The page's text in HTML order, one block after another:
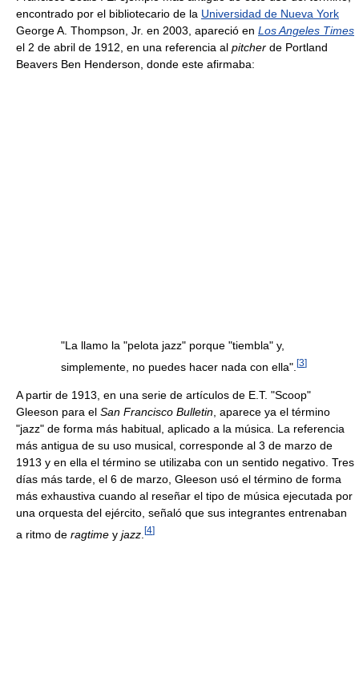
encontrado por el bibliotecario de la Universidad de Nueva York
George A. Thompson, Jr. en 2003, apareció en Los Angeles Times
el 2 de abril de 1912, en una referencia al pitcher de Portland
Beavers Ben Henderson, donde este afirmaba:
"La llamo la "pelota jazz" porque "tiembla" y,
simplemente, no puedes hacer nada con ella". [3]
A partir de 1913, en una serie de artículos de E.T. "Scoop"
Gleeson para el San Francisco Bulletin , aparece ya el término
"jazz" de forma más habitual, aplicado a la música. La referencia
más antigua de su uso musical, corresponde al 3 de marzo de
1913 y en ella el término se utilizaba con un sentido negativo. Tres
días más tarde, el 6 de marzo, Gleeson usó el término de forma
más exhaustiva cuando al reseñar el tipo de música ejecutada por
una orquesta del ejército, señaló que sus integrantes entrenaban
a ritmo de ragtime y jazz [4]